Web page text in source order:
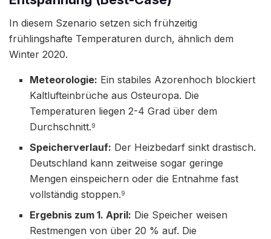
In diesem Szenario setzen sich frühzeitig
frühlingshafte Temperaturen durch, ähnlich dem
Winter 2020.
Meteorologie: Ein stabiles Azorenhoch blockiert
Kaltlufteinbrüche aus Osteuropa. Die
Temperaturen liegen 2-4 Grad über dem
Durchschnitt.9
Speicherverlauf: Der Heizbedarf sinkt drastisch.
Deutschland kann zeitweise sogar geringe
Mengen einspeichern oder die Entnahme fast
vollständig stoppen.9
Ergebnis zum 1. April: Die Speicher weisen
Restmengen von über 20 % auf. Die